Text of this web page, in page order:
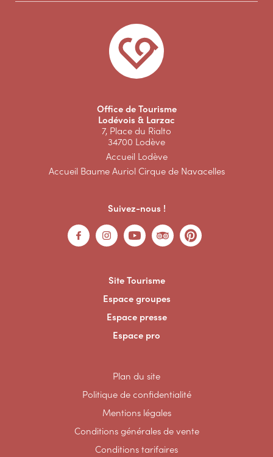
Office de Tourisme
Lodévois & Larzac
7, Place du Rialto
34700 Lodève
Accueil Lodève
Accueil Baume Auriol Cirque de Navacelles
Suivez-nous !
Site Tourisme
Espace groupes
Espace presse
Espace pro
Plan du site
Politique de confidentialité
Mentions légales
Conditions générales de vente
Conditions tarifaires